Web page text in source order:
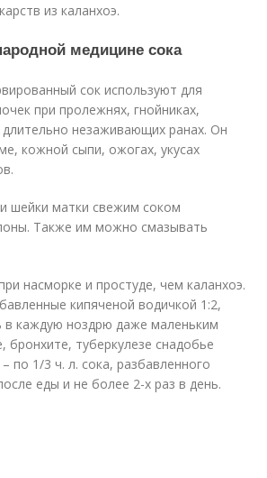
из каланхоэ.
медицине сока
сок используют для
при пролежнях, гнойниках,
длительно незаживающих ранах. Он
кожной сыпи, ожогах, укусах
шейки матки свежим соком
Также им можно смазывать
насморке и простуде, чем каланхоэ.
кипяченой водичкой 1:2,
каждую ноздрю даже маленьким
бронхите, туберкулезе снадобье
по 1/3 ч. л. сока, разбавленного
еды и не более 2-х раз в день.